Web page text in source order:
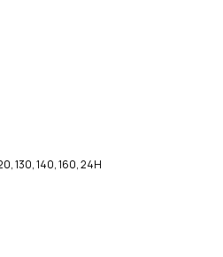
130, 140, 160, 24Н